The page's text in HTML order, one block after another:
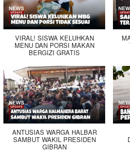
VIRAL! SISWA KELUHKAN
MENU DAN PORSI MAKAN
BERGIZI GRATIS
ANTUSIAS WARGA HALBAR
SAMBUT WAKIL PRESIDEN
GIBRAN